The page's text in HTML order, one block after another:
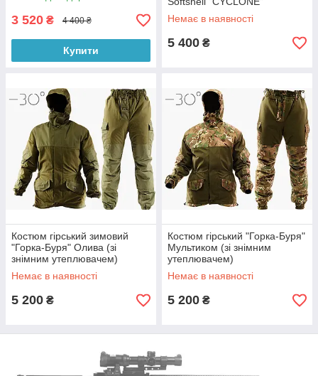
3 520 ₴ 4 400 ₴
Купити
Немає в наявності
5 400 ₴
Костюм гірський зимовий
"Горка-Буря" Олива (зі
знімним утеплювачем)
Немає в наявності
5 200 ₴
Костюм гірський "Горка-Буря"
Мультиком (зі знімним
утеплювачем)
Немає в наявності
5 200 ₴